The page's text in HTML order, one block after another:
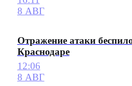
8 АВГ
Отражение атаки
Краснодаре
12:06
8 АВГ